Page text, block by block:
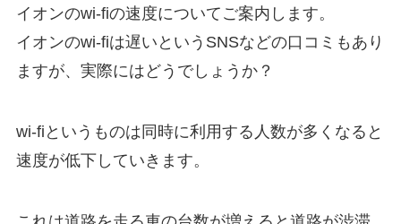
イオンのwi-fiの速度についてご案内します。
イオンのwi-fiは遅いというSNSなどの口コミもあり
ますが、実際にはどうでしょうか？
wi-fiというものは同時に利用する人数が多くなると
速度が低下していきます。